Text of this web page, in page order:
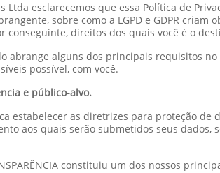
Ltda esclarecemos que essa Política de
sobre como a LGPD e GDPR
conseguinte, direitos dos quais você é o
abrange alguns dos principais requisitos
possível, com você.
e público-alvo.
estabelecer as diretrizes para proteção
aos quais serão submetidos seus
constituiu um dos nossos